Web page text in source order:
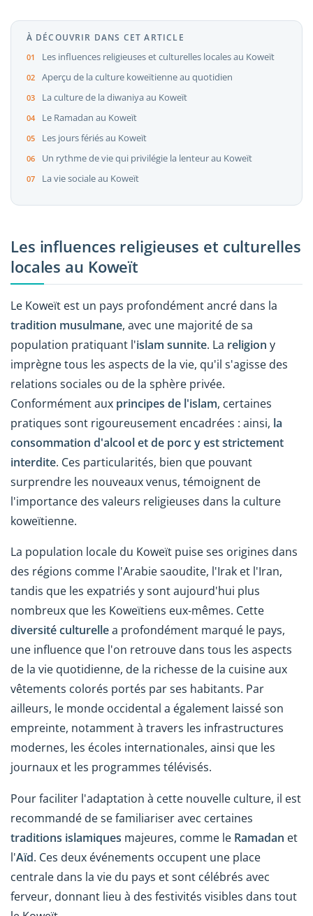
À DÉCOUVRIR DANS CET ARTICLE
Les influences religieuses et culturelles locales au Koweït
Aperçu de la culture koweïtienne au quotidien
La culture de la diwaniya au Koweït
Le Ramadan au Koweït
Les jours fériés au Koweït
Un rythme de vie qui privilégie la lenteur au Koweït
La vie sociale au Koweït
Les influences religieuses et culturelles
locales au Koweït
Le Koweït est un pays profondément ancré dans la
tradition musulmane, avec une majorité de sa
population pratiquant l'islam sunnite. La religion y
imprègne tous les aspects de la vie, qu'il s'agisse des
relations sociales ou de la sphère privée.
Conformément aux principes de l'islam, certaines
pratiques sont rigoureusement encadrées : ainsi, la
consommation d'alcool et de porc y est strictement
interdite. Ces particularités, bien que pouvant
surprendre les nouveaux venus, témoignent de
l'importance des valeurs religieuses dans la culture
koweïtienne.
La population locale du Koweït puise ses origines dans
des régions comme l'Arabie saoudite, l'Irak et l'Iran,
tandis que les expatriés y sont aujourd'hui plus
nombreux que les Koweïtiens eux-mêmes. Cette
diversité culturellea profondément marqué le pays,
une influence que l'on retrouve dans tous les aspects
de la vie quotidienne, de la richesse de la cuisine aux
vêtements colorés portés par ses habitants. Par
ailleurs, le monde occidental a également laissé son
empreinte, notamment à travers les infrastructures
modernes, les écoles internationales, ainsi que les
journaux et les programmes télévisés.
Pour faciliter l'adaptation à cette nouvelle culture, il est
recommandé de se familiariser avec certaines
traditions islamiques majeures, comme le Ramadan et
l'Aïd. Ces deux événements occupent une place
centrale dans la vie du pays et sont célébrés avec
ferveur, donnant lieu à des festivités visibles dans tout